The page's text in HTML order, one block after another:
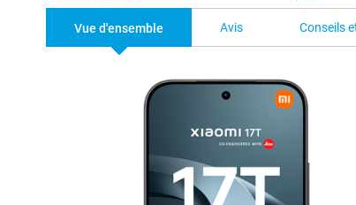
Vue d'ensemble Avis Conseils